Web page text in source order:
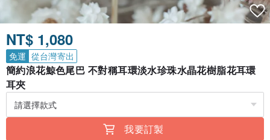
NT$ 1,080
免運 從台灣寄出
簡約浪花鯨色尾巴 不對稱耳環淡水珍珠水晶花樹脂花耳環
耳夾
我要訂製